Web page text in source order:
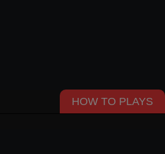
HOW TO PLAYS